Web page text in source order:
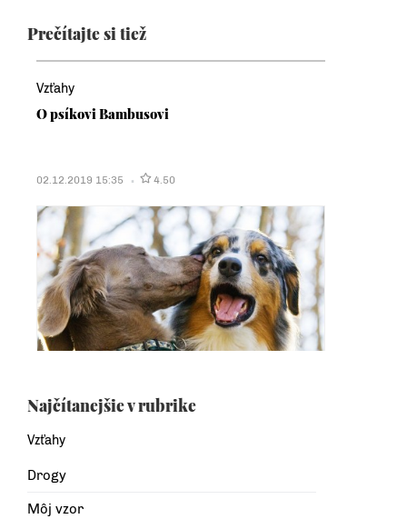
Prečítajte si tiež
Vzťahy
O psíkovi Bambusovi
02.12.2019 15:35 4.50
Najčítanejšie v rubrike
Vzťahy
Drogy
Môj vzor